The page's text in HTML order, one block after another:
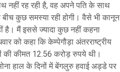
नहीं रह रही है, वह अपने पति के साथ
कुछ समस्या रही होगी। वैसे भी कानून
है। मैं इससे ज्यादा कुछ नहीं कहना
को कहा कि केम्पेगौड़ा अंतरराष्ट्रीय
की कीमत 12.56 करोड़ रुपये थी।
हाल के दिनों में बेंगलुरु हवाई अड्डे पर